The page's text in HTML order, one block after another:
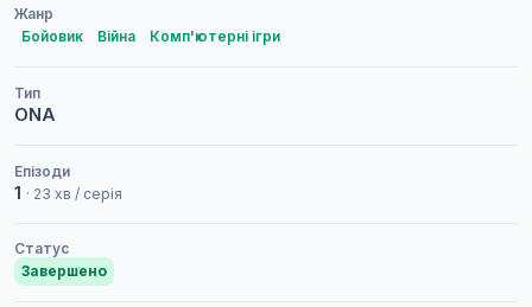
Жанр
Бойовик
Війна Комп'ютерні ігри
Тип
ONA
Епізоди
1 · 23 хв / серія
Статус
Завершено